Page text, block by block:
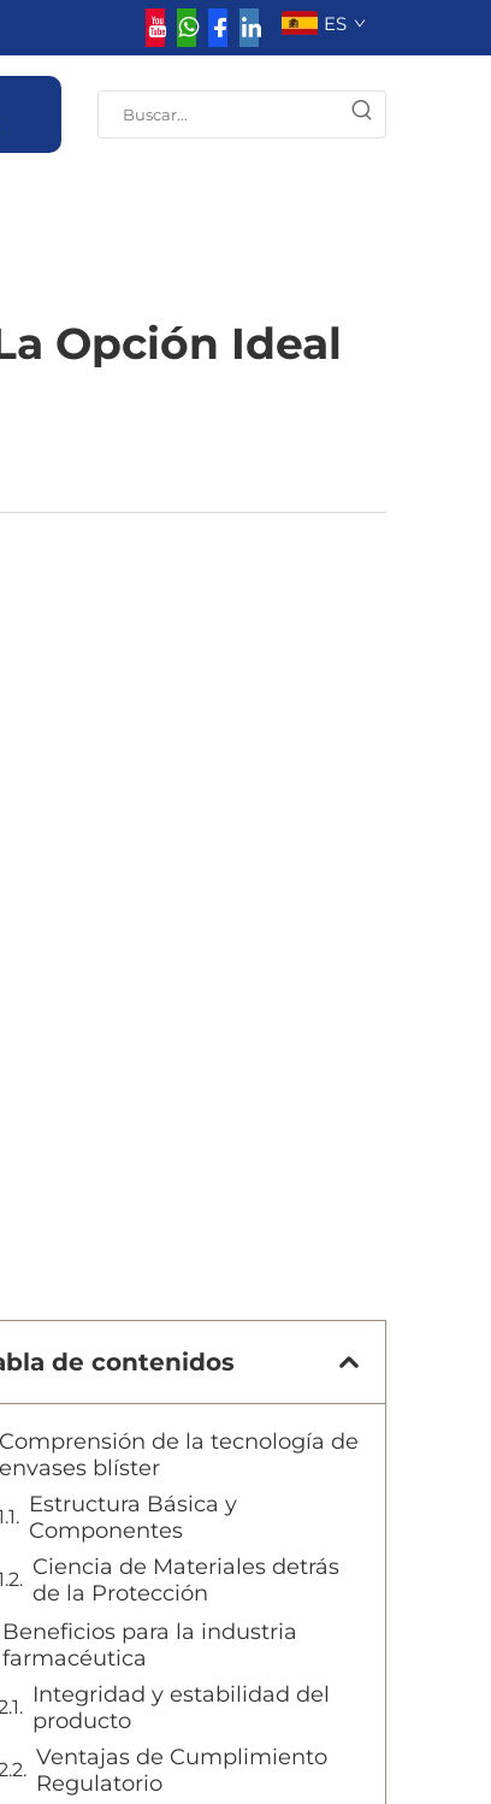
ES
Opción Ideal
de contenidos
Comprensión de la tecnología de
envases blíster
Estructura Básica y
Componentes
Ciencia de Materiales detrás
de la Protección
Beneficios para la industria
farmacéutica
Integridad y estabilidad del
producto
Ventajas de Cumplimiento
Regulatorio